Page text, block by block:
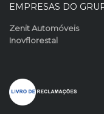
EMPRESAS DO
Zenit Automóveis
Inovflorestal